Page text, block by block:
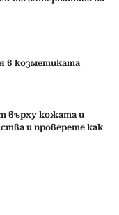
в козметиката
върху кожата и
и проверете как